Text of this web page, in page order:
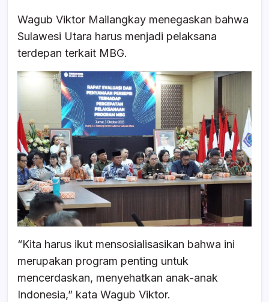
Wagub Viktor Mailangkay menegaskan bahwa
Sulawesi Utara harus menjadi pelaksana
terdepan terkait MBG.
“Kita harus ikut mensosialisasikan bahwa ini
merupakan program penting untuk
mencerdaskan, menyehatkan anak-anak
Indonesia,” kata Wagub Viktor.